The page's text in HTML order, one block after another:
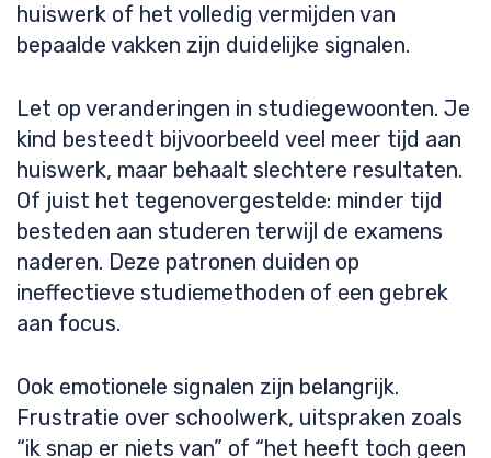
huiswerk of het volledig vermijden van
bepaalde vakken zijn duidelijke signalen.
Let op veranderingen in studiegewoonten. Je
kind besteedt bijvoorbeeld veel meer tijd aan
huiswerk, maar behaalt slechtere resultaten.
Of juist het tegenovergestelde: minder tijd
besteden aan studeren terwijl de examens
naderen. Deze patronen duiden op
ineffectieve studiemethoden of een gebrek
aan focus.
Ook emotionele signalen zijn belangrijk.
Frustratie over schoolwerk, uitspraken zoals
“ik snap er niets van” of “het heeft toch geen